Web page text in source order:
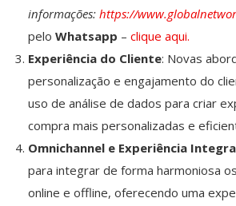
informações: https://
pelo Whatsapp – clique aqui.
Experiência do Cliente: Novas
personalização e engajamento do
uso de análise de dados para criar
compra mais personalizadas e
Omnichannel e Experiência
para integrar de forma harmoniosa
online e offline, oferecendo uma